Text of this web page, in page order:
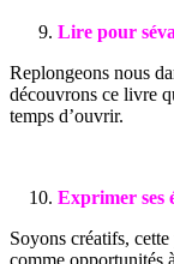
Lire pour
Replongeons nous
découvrons ce livre
temps d’ouvrir.
Exprimer ses
Soyons créatifs,
comme opportunités